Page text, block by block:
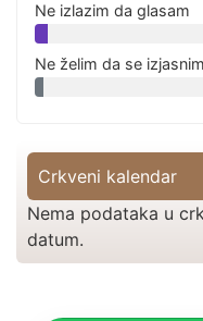
Ne izlazim da glasam
Ne želim da se izjasnim
Crkveni kalendar
Nema podataka u
datum.